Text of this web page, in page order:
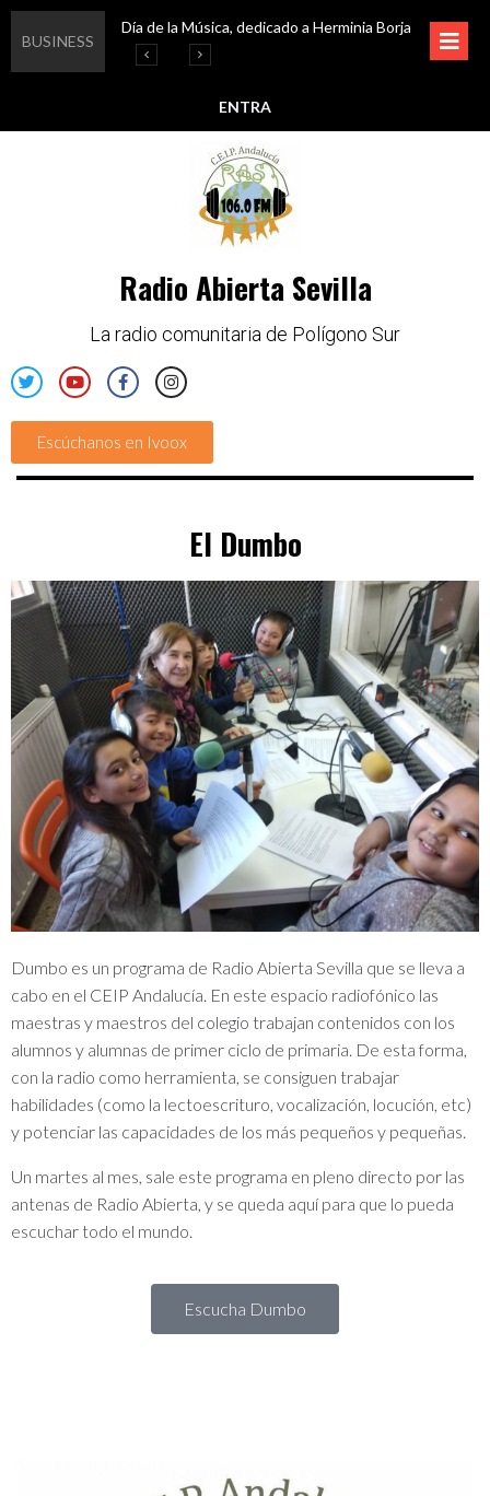
BUSINESS
Día de la Música, dedicado a Herminia Borja
Educar en igualdad, para un futuro sin machismo Esta semana disfruta de oferta cultural en Asociación Solidaridad
Igualando al Sur, el cuidado y la limpieza del entorno
ENTRA
Radio Abierta Sevilla
La radio comunitaria de Polígono Sur
Escúchanos en Ivoox
El Dumbo
Dumbo es un programa de Radio Abierta Sevilla que se lleva a
cabo en el CEIP Andalucía. En este espacio radiofónico las
maestras y maestros del colegio trabajan contenidos con los
alumnos y alumnas de primer ciclo de primaria. De esta forma,
con la radio como herramienta, se consiguen trabajar
habilidades (como la lectoescrituro, vocalización, locución, etc)
y potenciar las capacidades de los más pequeños y pequeñas.
Un martes al mes, sale este programa en pleno directo por las
antenas de Radio Abierta, y se queda aquí para que lo pueda
escuchar todo el mundo.
Escucha Dumbo